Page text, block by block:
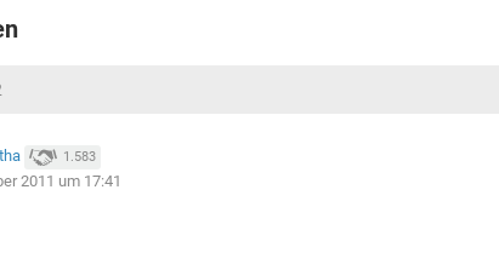
1.583
2011 um 17:41